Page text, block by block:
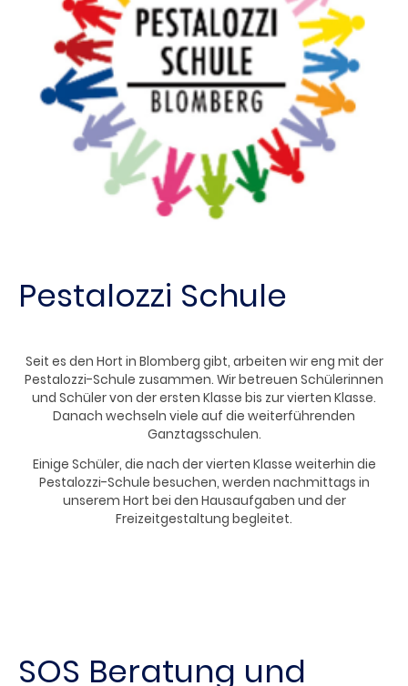
Pestalozzi Schule
Seit es den Hort in Blomberg gibt, arbeiten wir eng mit der
Pestalozzi-Schule zusammen. Wir betreuen Schülerinnen
und Schüler von der ersten Klasse bis zur vierten Klasse.
Danach wechseln viele auf die weiterführenden
Ganztagsschulen.
Einige Schüler, die nach der vierten Klasse weiterhin die
Pestalozzi-Schule besuchen, werden nachmittags in
unserem Hort bei den Hausaufgaben und der
Freizeitgestaltung begleitet.
SOS Beratung und